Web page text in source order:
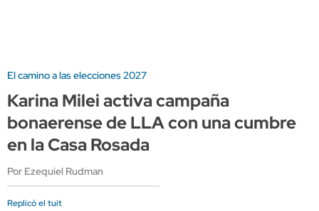
El camino a las elecciones 2027
Karina Milei activa campaña
bonaerense de LLA con una cumbre
en la Casa Rosada
Por Ezequiel Rudman
Replicó el tuit